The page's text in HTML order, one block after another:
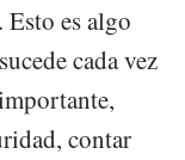
Esto es algo
cada vez
contar